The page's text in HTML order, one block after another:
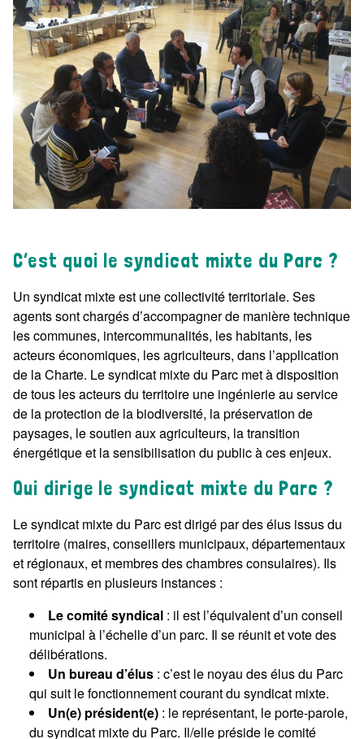
C’est quoi le syndicat mixte du Parc ?
Un syndicat mixte est une collectivité territoriale. Ses
agents sont chargés d’accompagner de manière technique
les communes, intercommunalités, les habitants, les
acteurs économiques, les agriculteurs, dans l’application
de la Charte. Le syndicat mixte du Parc met à disposition
de tous les acteurs du territoire une ingénierie au service
de la protection de la biodiversité, la préservation de
paysages, le soutien aux agriculteurs, la transition
énergétique et la sensibilisation du public à ces enjeux.
Qui dirige le syndicat mixte du Parc ?
Le syndicat mixte du Parc est dirigé par des élus issus du
territoire (maires, conseillers municipaux, départementaux
et régionaux, et membres des chambres consulaires). Ils
sont répartis en plusieurs instances :
Le comité syndical : il est l’équivalent d’un conseil
municipal à l’échelle d’un parc. Il se réunit et vote des
délibérations.
Un bureau d’élus : c’est le noyau des élus du Parc
qui suit le fonctionnement courant du syndicat mixte.
Un(e) président(e) : le représentant, le porte-parole,
du syndicat mixte du Parc. Il/elle préside le comité